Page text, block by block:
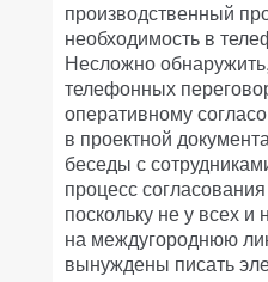
производственный
необходимость в
Несложно
телефонных
оперативному
в проектной
беседы с
процесс
поскольку не у всех и
на междугороднюю
вынуждены писать